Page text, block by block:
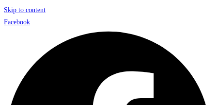
Skip to content
Facebook